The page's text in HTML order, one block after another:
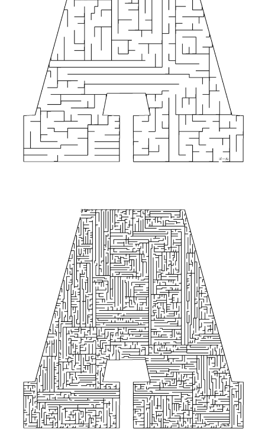
136
６歳０か月レベル（レベル90
まで）
$0
７歳０か月レベル（レベル95ま
で）
$0